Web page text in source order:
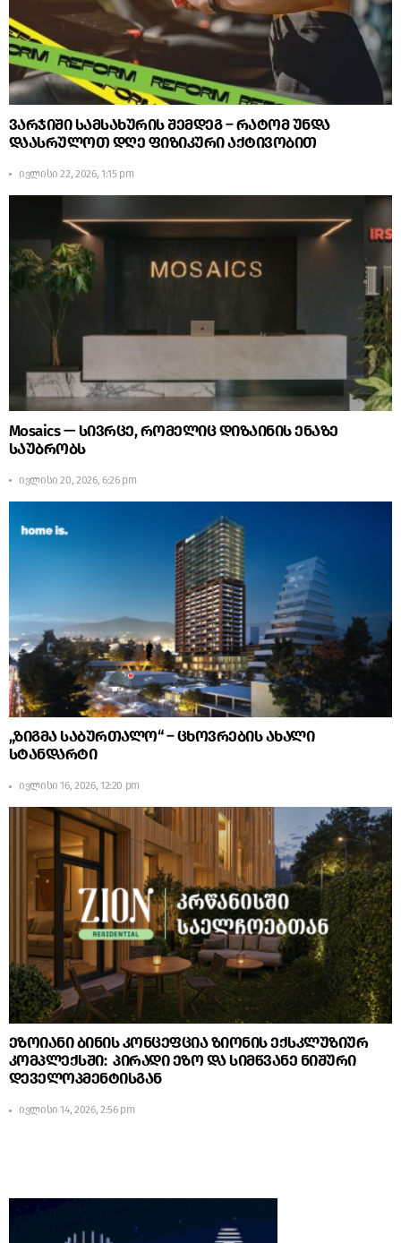
ვარჯიში სამსახურის შემდეგ – რატომ უნდა
დაასრულოთ დღე ფიზიკური აქტივობით
ივლისი 22, 2026, 1:15 pm
Mosaics — სივრცე, რომელიც დიზაინის ენაზე
საუბრობს
ივლისი 20, 2026, 6:26 pm
„ზიგმა საბურთალო“ – ცხოვრების ახალი
სტანდარტი
ივლისი 16, 2026, 12:20 pm
ეზოიანი ბინის კონცეფცია ზიონის ექსკლუზიურ
კომპლექსში: პირადი ეზო და სიმწვანე ნიშური
დეველოპმენტისგან
ივლისი 14, 2026, 2:56 pm